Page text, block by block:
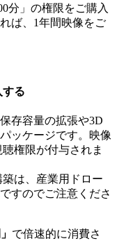
分」の権限をご購入
ば、1年間映像をご
する
存容量の拡張や3D
ッケージです。映像
権限が付与されま
は、産業用ドロー
すのでご注意くださ
で倍速的に消費さ